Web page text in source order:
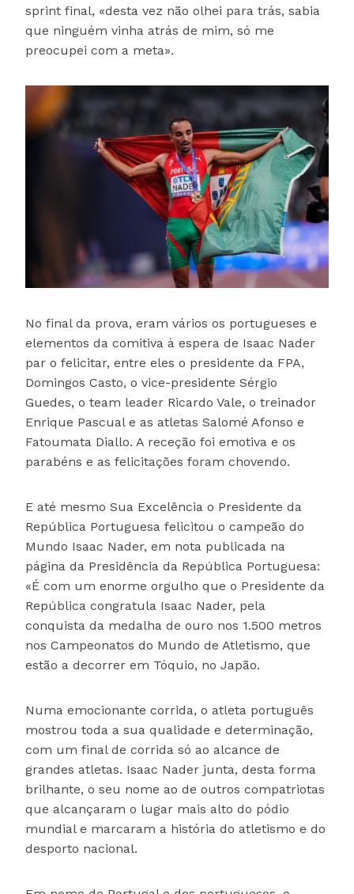
sprint final, «desta vez não olhei para trás, sabia
que ninguém vinha atrás de mim, só me
preocupei com a meta».
No final da prova, eram vários os portugueses e
elementos da comitiva à espera de Isaac Nader
par o felicitar, entre eles o presidente da FPA,
Domingos Casto, o vice-presidente Sérgio
Guedes, o team leader Ricardo Vale, o treinador
Enrique Pascual e as atletas Salomé Afonso e
Fatoumata Diallo. A receção foi emotiva e os
parabéns e as felicitações foram chovendo.
E até mesmo Sua Excelência o Presidente da
República Portuguesa felicitou o campeão do
Mundo Isaac Nader, em nota publicada na
página da Presidência da República Portuguesa:
«É com um enorme orgulho que o Presidente da
República congratula Isaac Nader, pela
conquista da medalha de ouro nos 1.500 metros
nos Campeonatos do Mundo de Atletismo, que
estão a decorrer em Tóquio, no Japão.
Numa emocionante corrida, o atleta português
mostrou toda a sua qualidade e determinação,
com um final de corrida só ao alcance de
grandes atletas. Isaac Nader junta, desta forma
brilhante, o seu nome ao de outros compatriotas
que alcançaram o lugar mais alto do pódio
mundial e marcaram a história do atletismo e do
desporto nacional.